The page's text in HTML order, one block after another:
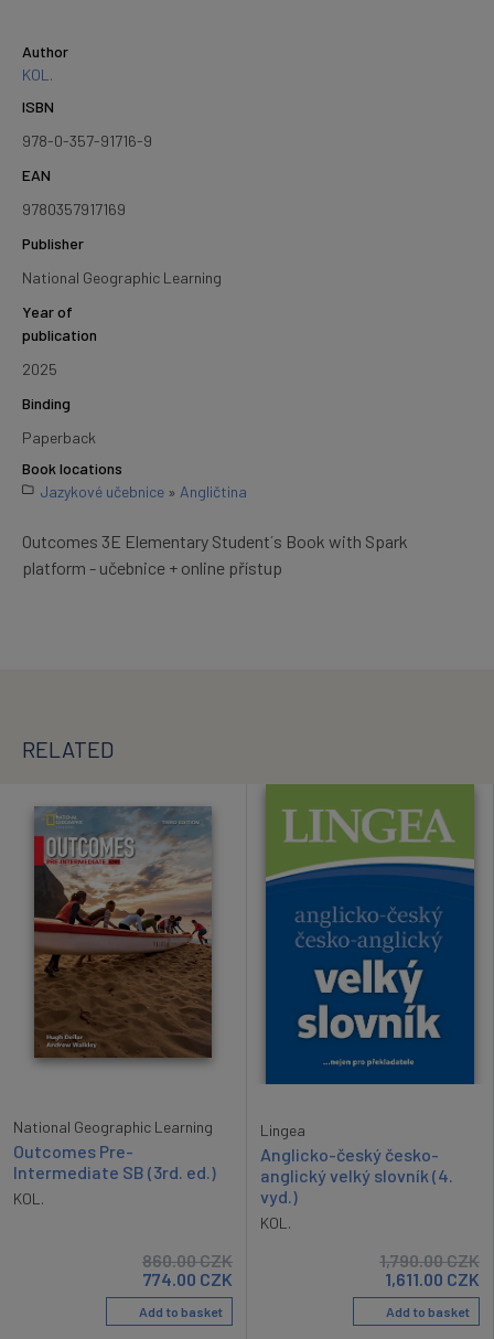
Author
KOL.
ISBN
978-0-357-91716-9
EAN
9780357917169
Publisher
National Geographic Learning
Year of
publication
2025
Binding
Paperback
Book locations
Jazykové učebnice » Angličtina
Outcomes 3E Elementary Student´s Book with Spark
platform - učebnice + online přístup
RELATED
National Geographic Learning
Outcomes Pre-
Intermediate SB (3rd. ed.)
KOL.
860.00CZK
774.00 CZK
Add to basket
Lingea
Anglicko-český česko-
anglický velký slovník (4.
vyd.)
KOL.
1,790.00CZK
1,611.00 CZK
Add to basket